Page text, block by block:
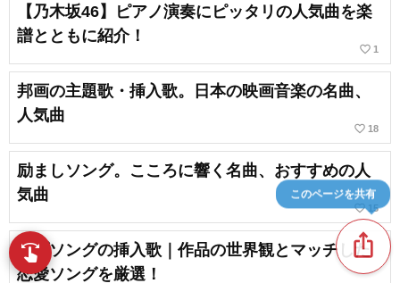
【乃木坂46】ピアノ演奏にピッタリの人気曲を楽
譜とともに紹介！
favorite_border 1
邦画の主題歌・挿入歌。日本の映画音楽の名曲、
人気曲
favorite_border 18
励ましソング。こころに響く名曲、おすすめの人
気曲
favorite_border 15
ラブソングの挿入歌｜作品の世界観とマッチした
恋愛ソングを厳選！
ios_share
このページを共有
swipe 指先で音楽をブラウズ